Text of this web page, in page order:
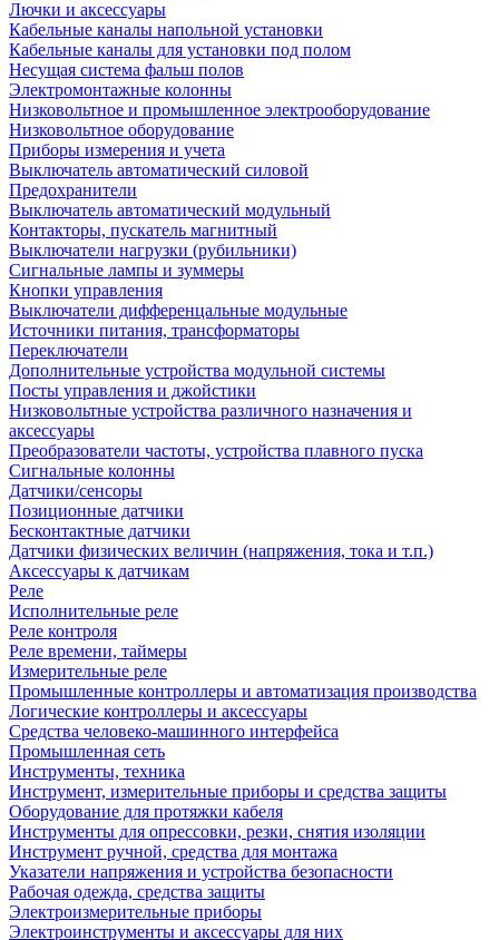
Лючки и аксессуары
Кабельные каналы напольной установки
Кабельные каналы для установки под полом
Несущая система фальш полов
Электромонтажные колонны
Низковольтное и промышленное электрооборудование
Низковольтное оборудование
Приборы измерения и учета
Выключатель автоматический силовой
Предохранители
Выключатель автоматический модульный
Контакторы, пускатель магнитный
Выключатели нагрузки (рубильники)
Сигнальные лампы и зуммеры
Кнопки управления
Выключатели дифференцальные модульные
Источники питания, трансформаторы
Переключатели
Дополнительные устройства модульной системы
Посты управления и джойстики
Низковольтные устройства различного назначения и
аксессуары
Преобразователи частоты, устройства плавного пуска
Сигнальные колонны
Датчики/сенсоры
Позиционные датчики
Бесконтактные датчики
Датчики физических величин (напряжения, тока и т.п.)
Аксессуары к датчикам
Реле
Исполнительные реле
Реле контроля
Реле времени, таймеры
Измерительные реле
Промышленные контроллеры и автоматизация производства
Логические контроллеры и аксессуары
Средства человеко-машинного интерфейса
Промышленная сеть
Инструменты, техника
Инструмент, измерительные приборы и средства защиты
Оборудование для протяжки кабеля
Инструменты для опрессовки, резки, снятия изоляции
Инструмент ручной, средства для монтажа
Указатели напряжения и устройства безопасности
Рабочая одежда, средства защиты
Электроизмерительные приборы
Электроинструменты и аксессуары для них